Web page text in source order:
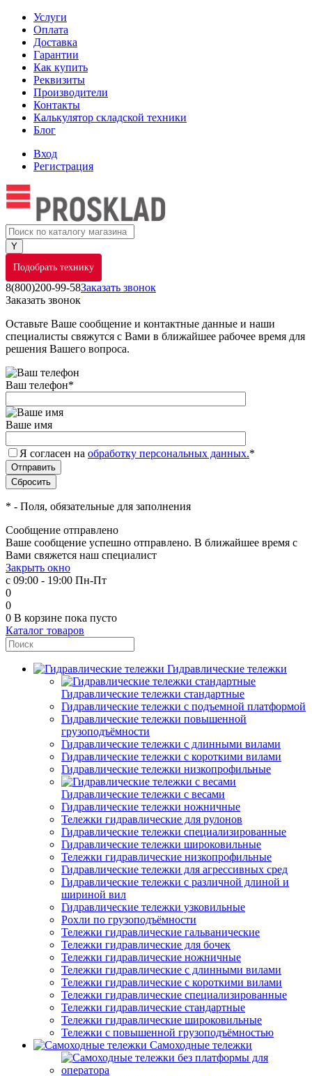
Услуги
Оплата
Доставка
Гарантии
Как купить
Реквизиты
Производители
Контакты
Калькулятор складской техники
Блог
Вход
Регистрация
Подобрать технику
8(800)200-99-58Заказать звонок
Заказать звонок
Оставьте Ваше сообщение и контактные данные и наши
специалисты свяжутся с Вами в ближайшее рабочее время для
решения Вашего вопроса.
Ваш телефон*
Ваше имя
Я согласен на обработку персональных данных.*
* - Поля, обязательные для заполнения
Сообщение отправлено
Ваше сообщение успешно отправлено. В ближайшее время с
Вами свяжется наш специалист
Закрыть окно
с 09:00 - 19:00 Пн-Пт
0
0
0 В корзине пока пусто
Каталог товаров
Гидравлические тележки
Гидравлические тележки стандартные
Гидравлические тележки с подъемной платформой
Гидравлические тележки повышенной
грузоподъёмности
Гидравлические тележки с длинными вилами
Гидравлические тележки с короткими вилами
Гидравлические тележки низкопрофильные
Гидравлические тележки с весами
Гидравлические тележки ножничные
Тележки гидравлические для рулонов
Гидравлические тележки специализированные
Гидравлические тележки широковильные
Тележки гидравлические низкопрофильные
Гидравлические тележки для агрессивных сред
Гидравлические тележки с различной длиной и
шириной вил
Гидравлические тележки узковильные
Рохли по грузоподъёмности
Тележки гидравлические гальванические
Тележки гидравлические для бочек
Тележки гидравлические ножничные
Тележки гидравлические с длинными вилами
Тележки гидравлические с короткими вилами
Тележки гидравлические специализированные
Тележки гидравлические стандартные
Тележки гидравлические широковильные
Тележки с повышенной грузоподъёмностью
Самоходные тележки